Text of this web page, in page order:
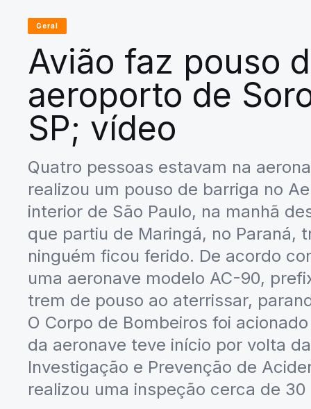
Geral
Avião faz pouso
aeroporto de
SP; vídeo
Quatro pessoas estavam na
realizou um pouso de barriga no
interior de São Paulo, na manhã
que partiu de Maringá, no Paraná,
ninguém ficou ferido. De acordo
uma aeronave modelo AC-90,
trem de pouso ao aterrissar,
O Corpo de Bombeiros foi
da aeronave teve início por volta
Investigação e Prevenção de
realizou uma inspeção cerca de